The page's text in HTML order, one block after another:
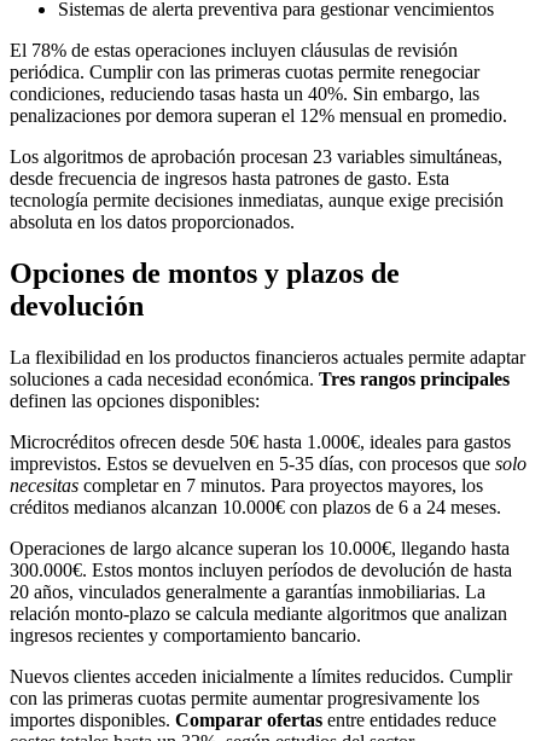
Sistemas de alerta preventiva para gestionar vencimientos
El 78% de estas operaciones incluyen cláusulas de revisión
periódica. Cumplir con las primeras cuotas permite renegociar
condiciones, reduciendo tasas hasta un 40%. Sin embargo, las
penalizaciones por demora superan el 12% mensual en promedio.
Los algoritmos de aprobación procesan 23 variables simultáneas,
desde frecuencia de ingresos hasta patrones de gasto. Esta
tecnología permite decisiones inmediatas, aunque exige precisión
absoluta en los datos proporcionados.
Opciones de montos y plazos de
devolución
La flexibilidad en los productos financieros actuales permite adaptar
soluciones a cada necesidad económica. Tres rangos principales
definen las opciones disponibles:
Microcréditos ofrecen desde 50€ hasta 1.000€, ideales para gastos
imprevistos. Estos se devuelven en 5-35 días, con procesos que solo
necesitas completar en 7 minutos. Para proyectos mayores, los
créditos medianos alcanzan 10.000€ con plazos de 6 a 24 meses.
Operaciones de largo alcance superan los 10.000€, llegando hasta
300.000€. Estos montos incluyen períodos de devolución de hasta
20 años, vinculados generalmente a garantías inmobiliarias. La
relación monto-plazo se calcula mediante algoritmos que analizan
ingresos recientes y comportamiento bancario.
Nuevos clientes acceden inicialmente a límites reducidos. Cumplir
con las primeras cuotas permite aumentar progresivamente los
importes disponibles. Comparar ofertas entre entidades reduce